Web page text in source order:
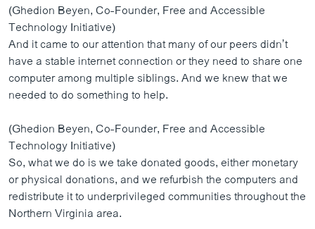
(Ghedion Beyen, Co-Founder, Free and Accessible
Technology Initiative)
And it came to our attention that many of our peers didn’t
have a stable internet connection or they need to share one
computer among multiple siblings. And we knew that we
needed to do something to help.
(Ghedion Beyen, Co-Founder, Free and Accessible
Technology Initiative)
So, what we do is we take donated goods, either monetary
or physical donations, and we refurbish the computers and
redistribute it to underprivileged communities throughout the
Northern Virginia area.